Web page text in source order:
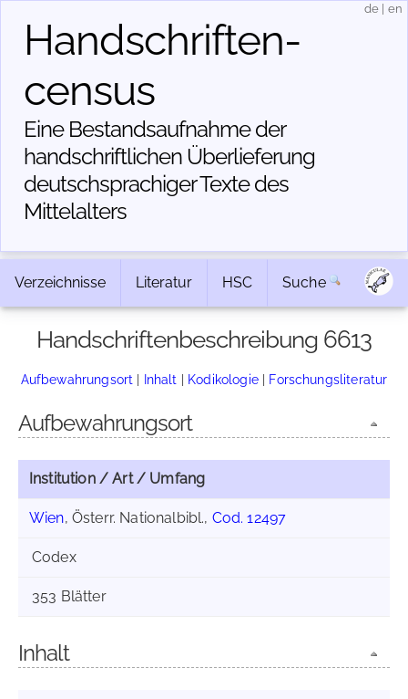
Handschriften­
census
Eine Bestandsaufnahme der
handschriftlichen Über­lieferung
deutschsprachiger Texte des
Mittelalters
de en
Verzeichnisse Literatur HSC Suche
Handschriftenbeschreibung 6613
Aufbewahrungsort | Inhalt | Kodikologie| Forschungsliteratur
Aufbewahrungsort
Institution / Art / Umfang
Wien, Österr. Nationalbibl., Cod. 12497
Codex
353 Blätter
Inhalt